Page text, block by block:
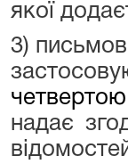
якої
3)
четвертою
надає